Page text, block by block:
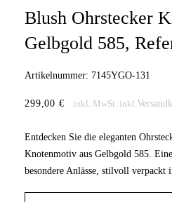
Blush Ohrstecker
Gelbgold 585,
Artikelnummer: 7145YGO-131
299,00 € inkl. MwSt. inkl.
Entdecken Sie die eleganten
Knotenmotiv aus Gelbgold 585.
besondere Anlässe, stilvoll verpackt